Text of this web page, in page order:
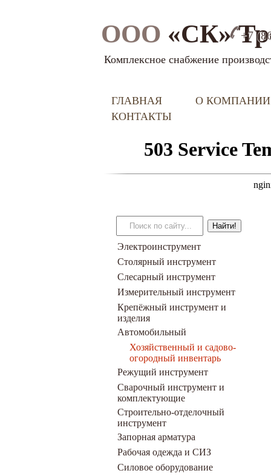
ООО «СК»
Комплексное снабжение
+7
ГЛАВНАЯ
О КОМПАНИИ
КОНТАКТЫ
Электроинструмент
Столярный инструмент
Слесарный инструмент
Измерительный инструмент
Крепёжный инструмент и
изделия
Автомобильный
Хозяйственный и садово-
огородный инвентарь
Режущий инструмент
Сварочный инструмент и
комплектующие
Строительно-отделочный
инструмент
Запорная арматура
Рабочая одежда и СИЗ
Силовое оборудование